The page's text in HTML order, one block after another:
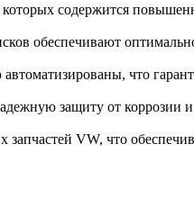
содержится
обеспечивают
что
защиту от коррозии
VW, что